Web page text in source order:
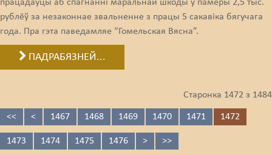
працадаўцы аб спагнанні маральнай шкоды ў памеры 2,5 тыс.
рублёў за незаконнае звальненне з працы 5 сакавіка бягучага
года. Пра гэта паведамляе “Гомельская Вясна”.
ПАДРАБЯЗНЕЙ...
Старонка 1472 з 1484
<< < 1467 1468 1469 1470 1471 1472
1473 1474 1475 1476 > >>